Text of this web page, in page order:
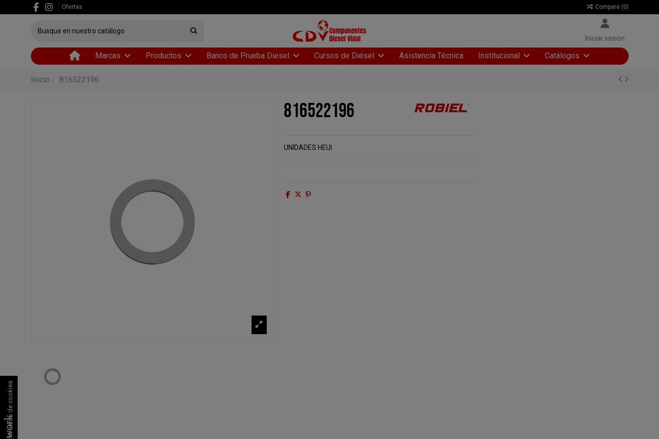
Ofertas Compare (0)
Iniciar sesión
Marcas Productos Banco de Prueba Diesel Cursos de Diésel Asistencia Técnica Institucional Catálogos
Inicio 816522196
816522196
UNIDADES HEUI
Consentimiento de cookies